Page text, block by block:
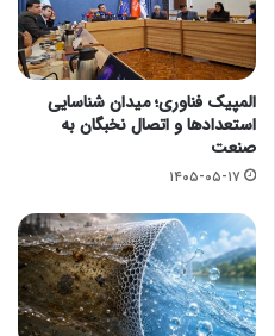
المپیک فناوری؛ میدان شناسایی
استعدادها و اتصال نخبگان به
صنعت
۱۴۰۵-۰۵-۱۷